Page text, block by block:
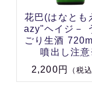
花巴(はなとも
azy"ヘイジ－
ごり生酒
噴出し注
2,200円
（税